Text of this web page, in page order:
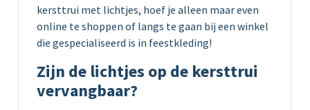
kersttrui met lichtjes, hoef je alleen maar even
online te shoppen of langs te gaan bij een winkel
die gespecialiseerd is in feestkleding!
Zijn de lichtjes op de kersttrui
vervangbaar?